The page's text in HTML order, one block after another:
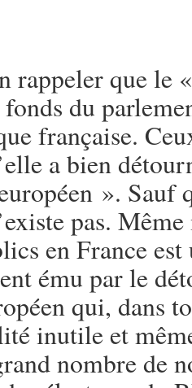
rappeler que le
du
française.
a bien
». Sauf
pas.
en France
ému par le
qui, dans
inutile et
nombre de